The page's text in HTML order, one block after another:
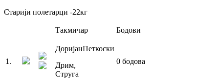
Старији полетарци -22кг
Такмичар Бодови
1 .
ДоријанПеткоски
Дрим,
Струга
0 бодова